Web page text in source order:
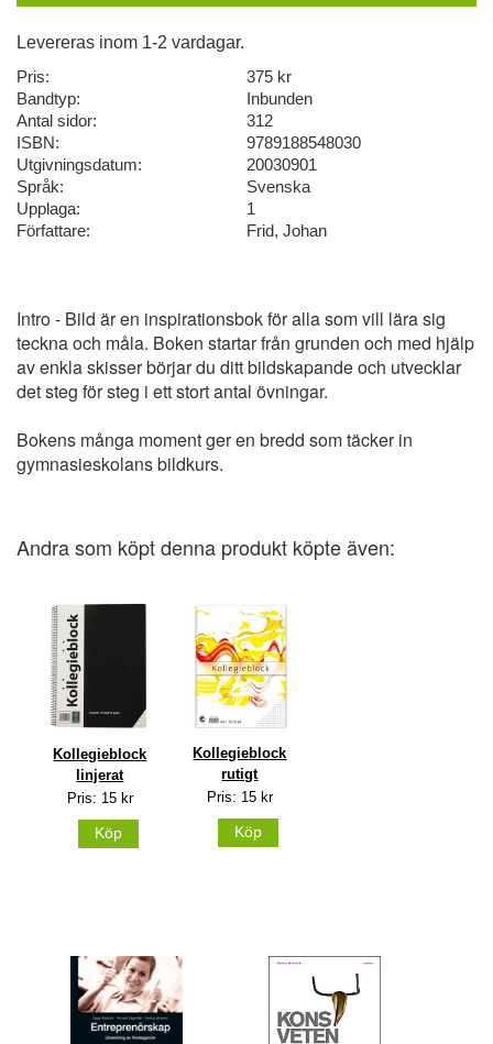
Levereras inom 1-2 vardagar.
Pris:
375 kr
Bandtyp:
Inbunden
Antal sidor:
312
ISBN:
9789188548030
Utgivningsdatum:
20030901
Språk:
Svenska
Upplaga:
1
Författare:
Frid, Johan
Intro - Bild är en inspirationsbok för alla som vill lära sig
teckna och måla. Boken startar från grunden och med hjälp
av enkla skisser börjar du ditt bildskapande och utvecklar
det steg för steg i ett stort antal övningar.
Bokens många moment ger en bredd som täcker in
gymnasieskolans bildkurs.
Andra som köpt denna produkt köpte även:
Kollegieblock
linjerat
Pris: 15 kr
Köp
Kollegieblock
rutigt
Pris: 15 kr
Köp